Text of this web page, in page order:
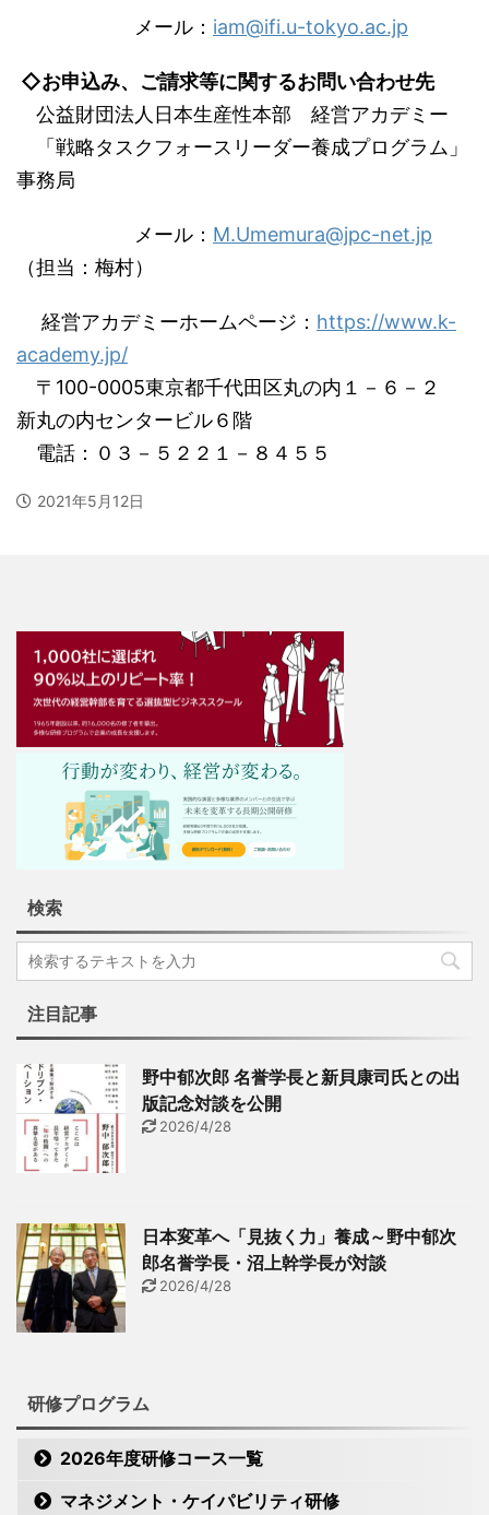
メール： iam@ifi.u-tokyo.ac.jp
◇お申込み、ご請求等に関するお問い合わせ先
公益財団法人日本生産性本部 経営アカデミー
「戦略タスクフォースリーダー養成プログラム」
事務局
メール： M.Umemura@jpc-net.jp
（担当：梅村）
経営アカデミーホームページ： https://www.k-
academy.jp/
〒100-0005東京都千代田区丸の内１－６－２
新丸の内センタービル６階
電話：０３－５２２１－８４５５
2021年5月12日
検索
注目記事
野中郁次郎 名誉学長と新貝康司氏との出
版記念対談を公開
2026/4/28
日本変革へ「見抜く力」養成～野中郁次
郎名誉学長・沼上幹学長が対談
2026/4/28
研修プログラム
2026年度研修コース一覧
マネジメント・ケイパビリティ研修